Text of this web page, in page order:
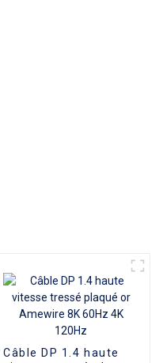
Câble DP 1.4 haute